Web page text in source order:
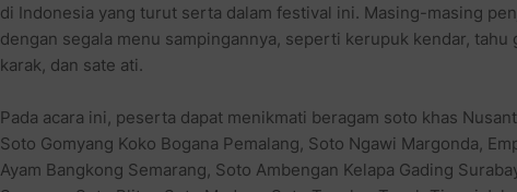
di Indonesia yang turut serta dalam festival ini. Masing-masing
dengan segala menu sampingannya, seperti kerupuk kendar, tahu
karak, dan sate ati.
Pada acara ini, peserta dapat menikmati beragam soto khas
Soto Gomyang Koko Bogana Pemalang, Soto Ngawi Margonda,
Ayam Bangkong Semarang, Soto Ambengan Kelapa Gading